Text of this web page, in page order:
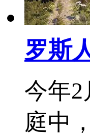
罗斯
今年
庭中